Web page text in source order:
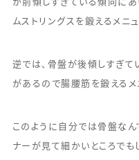
が前傾しすぎている傾向に
ムストリングスを鍛えるメニ
逆では、骨盤が後傾しすぎ
があるので腸腰筋を鍛えるメ
このように自分では骨盤なん
ナーが見て細かいところで